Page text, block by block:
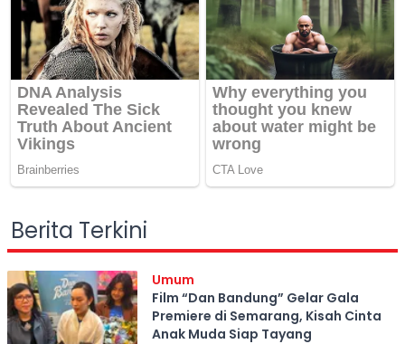
Berita Terkini
Umum
Film “Dan Bandung” Gelar Gala
Premiere di Semarang, Kisah Cinta
Anak Muda Siap Tayang